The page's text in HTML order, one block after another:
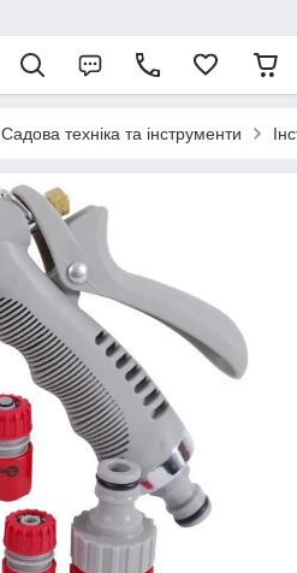
Садова техніка та інструменти